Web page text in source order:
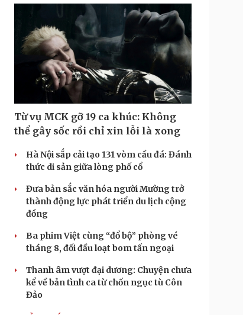
Từ vụ MCK gỡ 19 ca khúc: Không
thể gây sốc rồi chỉ xin lỗi là xong
Hà Nội sắp cải tạo 131 vòm cầu đá: Đánh
thức di sản giữa lòng phố cổ
Đưa bản sắc văn hóa người Mường trở
thành động lực phát triển du lịch cộng
đồng
Ba phim Việt cùng “đổ bộ” phòng vé
tháng 8, đối đầu loạt bom tấn ngoại
Thanh âm vượt đại dương: Chuyện chưa
kể về bản tình ca từ chốn ngục tù Côn
Đảo